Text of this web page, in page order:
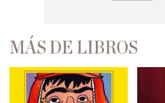
MÁS DE LIBROS